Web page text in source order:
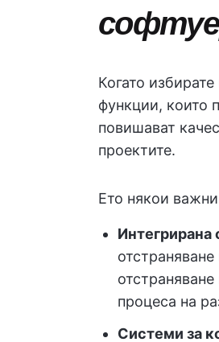
Когато
функции, които
повишават
проектите.
Ето някои
Интегрирана
процеса на
Системи за